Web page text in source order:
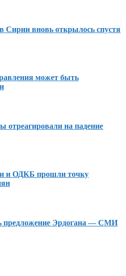
Сирии вновь открылось спустя
может быть
отреагировали на падение
и ОДКБ прошли точку
предложение Эрдогана — СМИ